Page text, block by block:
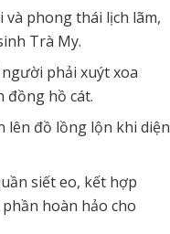
phong thái lịch lãm,
Trà My.
phải xuýt xoa
đồng hồ cát.
lên đồ lồng lộn khi diện
siết eo, kết hợp
hoàn hảo cho